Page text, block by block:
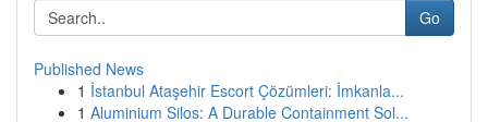
Go
Published News
1 İstanbul Ataşehir Escort Çözümleri: İmkanla...
1 Aluminium Silos: A Durable Containment Sol...